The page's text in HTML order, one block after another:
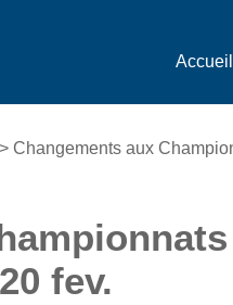
Accueil
Changements aux
fev.